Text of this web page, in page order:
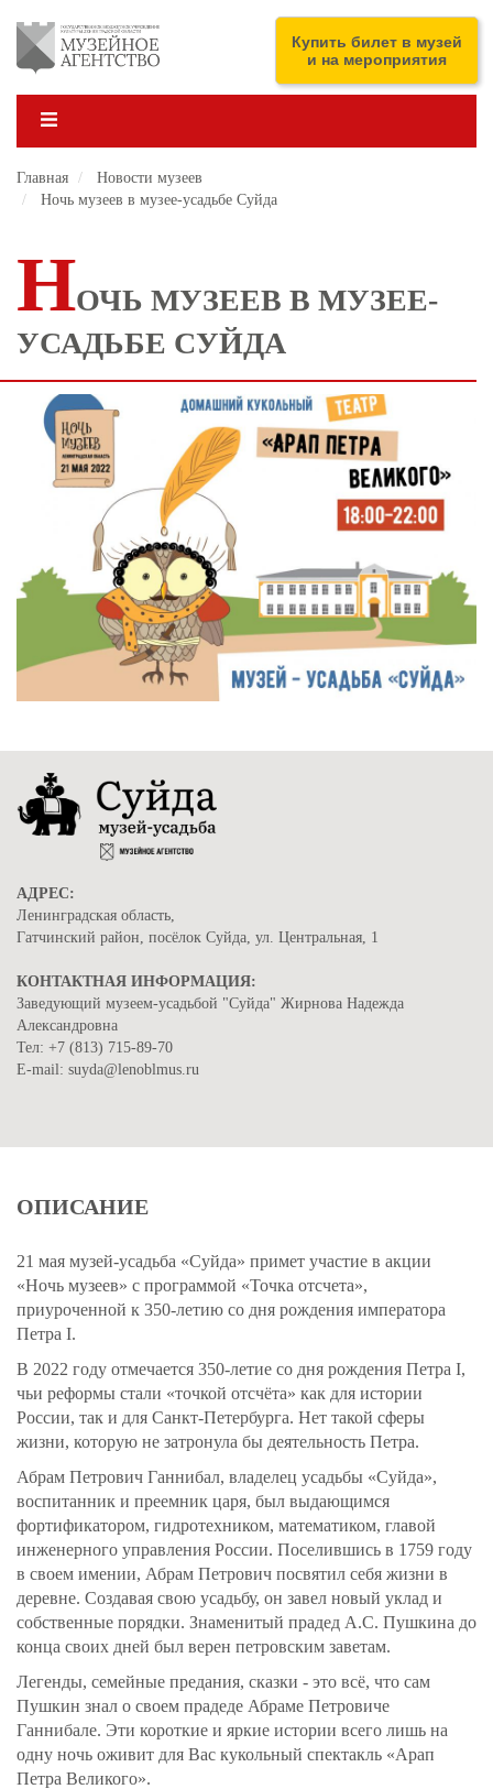
основному
содержанию
ENG
Купить билет в музей
и на мероприятия
Главная
Новости музеев
Ночь музеев в музее-усадьбе Суйда
НОЧЬ МУЗЕЕВ В МУЗЕЕ-
УСАДЬБЕ СУЙДА
АДРЕС:
Ленинградская область,
Гатчинский район, посёлок Суйда, ул. Центральная, 1
КОНТАКТНАЯ ИНФОРМАЦИЯ:
Заведующий музеем-усадьбой "Суйда" Жирнова Надежда
Александровна
Тел: +7 (813) 715-89-70
Е-mail: suyda@lenoblmus.ru
ОПИСАНИЕ
21 мая музей-усадьба «Суйда» примет участие в акции
«Ночь музеев» с программой «Точка отсчета»,
приуроченной к 350-летию со дня рождения императора
Петра I.
В 2022 году отмечается 350-летие со дня рождения Петра I,
чьи реформы стали «точкой отсчёта» как для истории
России, так и для Санкт-Петербурга. Нет такой сферы
жизни, которую не затронула бы деятельность Петра.
Абрам Петрович Ганнибал, владелец усадьбы «Суйда»,
воспитанник и преемник царя, был выдающимся
фортификатором, гидротехником, математиком, главой
инженерного управления России. Поселившись в 1759 году
в своем имении, Абрам Петрович посвятил себя жизни в
деревне. Создавая свою усадьбу, он завел новый уклад и
собственные порядки. Знаменитый прадед А.С. Пушкина до
конца своих дней был верен петровским заветам.
Легенды, семейные предания, сказки - это всё, что сам
Пушкин знал о своем прадеде Абраме Петровиче
Ганнибале. Эти короткие и яркие истории всего лишь на
одну ночь оживит для Вас кукольный спектакль «Арап
Петра Великого».